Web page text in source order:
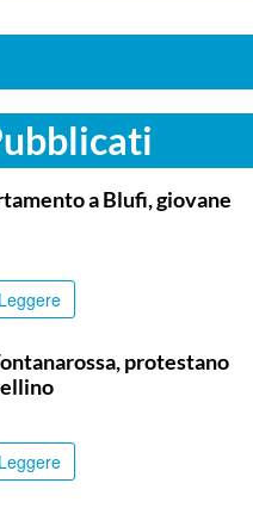
a Blufi, giovane
protestano